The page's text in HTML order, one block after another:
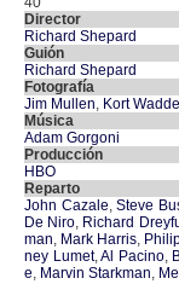
Director
Richard Shepard
Guión
Richard Shepard
Fotografía
Jim Mullen, Kort Waddell
Música
Adam Gorgoni
Producción
HBO
Reparto
John Cazale,Steve
De Niro, Richard
man, Mark Harris,
ney Lumet,Al Pacino,
e, Marvin Starkman,